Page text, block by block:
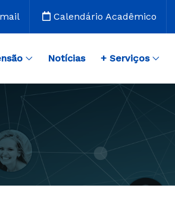
Calendário Acadêmico
Notícias + Serviços